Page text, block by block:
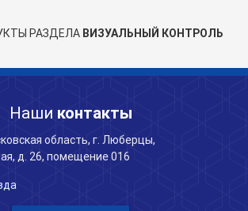
РАЗДЕЛА ВИЗУАЛЬНЫЙ КОНТРОЛЬ
Наши контакты
область, г. Люберцы,
д. 26, помещение 016